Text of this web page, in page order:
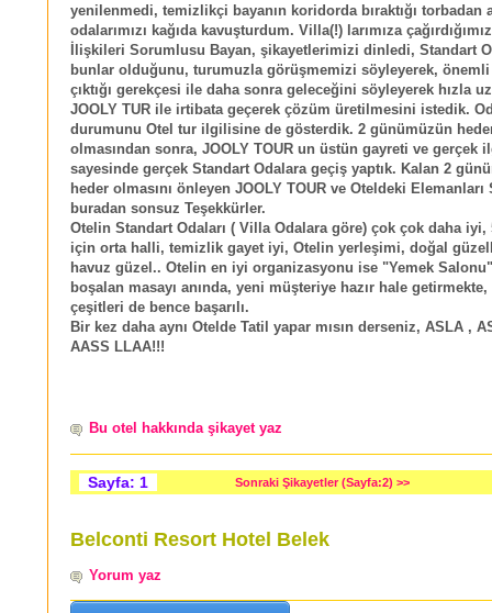
yenilenmedi, temizlikçi bayanın koridorda bıraktığı torbadan
odalarımızı kağıda kavuşturdum. Villa(!) larımıza
İlişkileri Sorumlusu Bayan, şikayetlerimizi dinledi, Standart
bunlar olduğunu, turumuzla görüşmemizi söyleyerek,
çıktığı gerekçesi ile daha sonra geleceğini söyleyerek hızla
JOOLY TUR ile irtibata geçerek çözüm üretilmesini istedik.
durumunu Otel tur ilgilisine de gösterdik. 2 günümüzün
olmasından sonra, JOOLY TOUR un üstün gayreti ve gerçek
sayesinde gerçek Standart Odalara geçiş yaptık. Kalan 2
heder olmasını önleyen JOOLY TOUR ve Oteldeki Elemanları
buradan sonsuz Teşekkürler.
Otelin Standart Odaları ( Villa Odalara göre) çok çok daha iyi,
için orta halli, temizlik gayet iyi, Otelin yerleşimi, doğal
havuz güzel.. Otelin en iyi organizasyonu ise "Yemek
boşalan masayı anında, yeni müşteriye hazır hale getirmekte,
çeşitleri de bence başarılı.
Bir kez daha aynı Otelde Tatil yapar mısın derseniz, ASLA ,
AASS LLAA!!!
Bu otel hakkında şikayet yaz
Sayfa: 1 Sonraki Şikayetler (Sayfa:2) >>
Belconti Resort Hotel Belek
Yorum yaz